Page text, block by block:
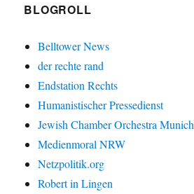
BLOGROLL
Belltower News
der rechte rand
Endstation Rechts
Humanistischer Pressedienst
Jewish Chamber Orchestra Munich
Medienmoral NRW
Netzpolitik.org
Robert in Lingen